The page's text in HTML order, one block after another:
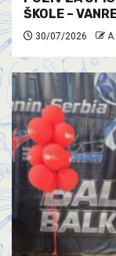
ŠKOLE –
30/07/2026